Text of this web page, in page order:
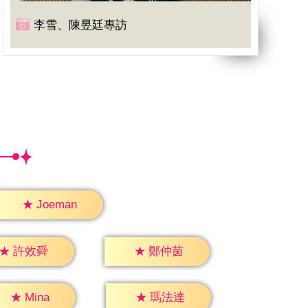
李雪、陳昱廷專訪
★ Joeman
許效舜 ★ 鄭仲茵
★ Mina ★ 瑪法達